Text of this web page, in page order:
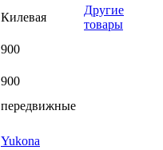
Килевая
Другие
товары
900
900
передвижные
Yukona